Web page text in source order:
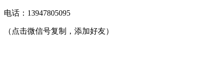
电话： 13947805095
（点击微信号复制，添加好友）